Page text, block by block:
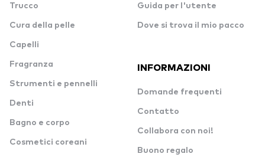
Trucco
Cura della pelle
Capelli
Fragranza
Strumenti e pennelli
Denti
Bagno e corpo
Cosmetici coreani
Guida per l'utente
Dove si trova il mio pacco
INFORMAZIONI
Domande frequenti
Contatto
Collabora con noi!
Buono regalo